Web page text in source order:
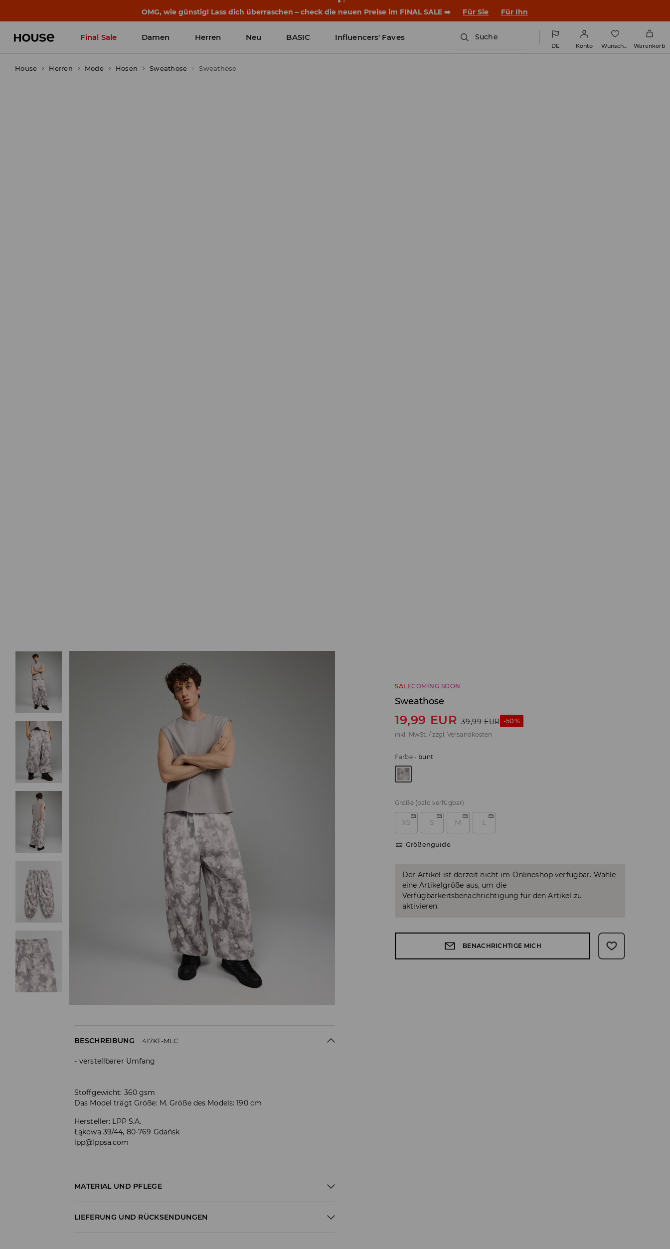
OMG, wie günstig! Lass dich überraschen – check die neuen Preise im FINAL SALE ➡️ Für Sie Für Ihn
Final Sale Damen Herren Neu BASIC Influencers' Faves Suche
DE Konto Wunschliste Warenkorb
House Herren Mode Hosen Sweathose Sweathose
SALECOMING SOON
Sweathose
19,99 EUR 39,99 EUR -50%
inkl. MwSt. / zzgl. Versandkosten
Farbe- bunt
Größe (bald verfügbar)
XS S M L
Größenguide
Der Artikel ist derzeit nicht im Onlineshop verfügbar. Wähle
eine Artikelgröße aus, um die
Verfügbarkeitsbenachrichtigung für den Artikel zu
aktivieren.
BENACHRICHTIGE MICH
BESCHREIBUNG 417KT-MLC
verstellbarer Umfang
Stoffgewicht: 360 gsm
Das Model trägt Größe: M. Größe des Models: 190 cm
Hersteller: LPP S.A.
Łąkowa 39/44, 80-769 Gdańsk
lpp@lppsa.com
MATERIAL UND PFLEGE
LIEFERUNG UND RÜCKSENDUNGEN